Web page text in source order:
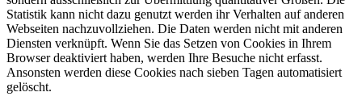
Statistik kann nicht dazu genutzt werden ihr Verhalten auf anderen
Webseiten nachzuvollziehen. Die Daten werden nicht mit anderen
Diensten verknüpft. Wenn Sie das Setzen von Cookies in Ihrem
Browser deaktiviert haben, werden Ihre Besuche nicht erfasst.
Ansonsten werden diese Cookies nach sieben Tagen automatisiert
gelöscht.